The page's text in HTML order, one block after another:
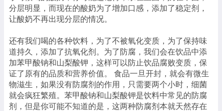
分层明显，而现在的酸奶为了增加口感，添加了稳定剂，
让酸奶不再出现分层的情况。
还有我们喝的各种饮料，为了不被氧化变质，为了保持味
道持久，添加了抗氧化剂。为了防腐，我们会在饮品中添
加苯甲酸钠和山梨酸钾，这样可以防止饮品腐败变质，保
证了原有的品质和营养价值。 食品一旦开封，就会有微生
物滋生，如果没有防腐剂的作用，只需要两个小时，细菌
就会疯狂繁殖。苯甲酸钠和山梨酸钾是饮料中常见的防腐
剂，但是你可能不知道的是，这两种防腐剂本就天然存在